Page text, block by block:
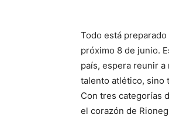
Todo está
próximo 8 de junio.
país, espera reunir
talento atlético, sino
Con tres categorías
el corazón de